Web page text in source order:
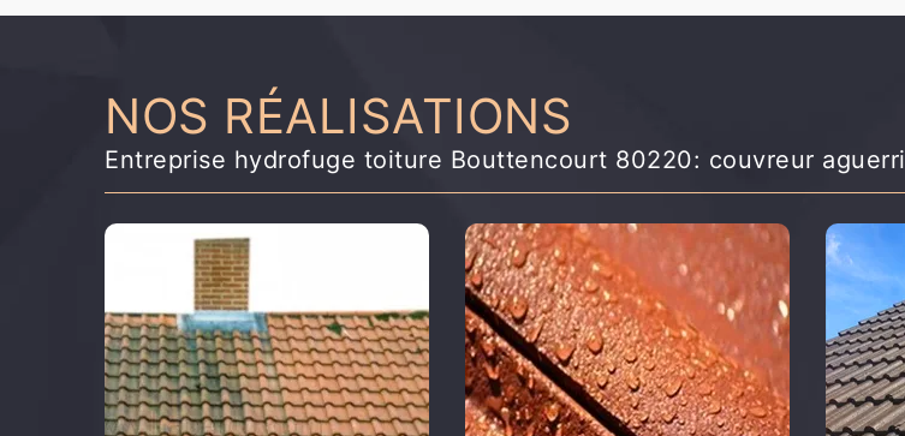
NOS RÉALISATIONS
Entreprise hydrofuge toiture Bouttencourt 80220: couvreur aguerri